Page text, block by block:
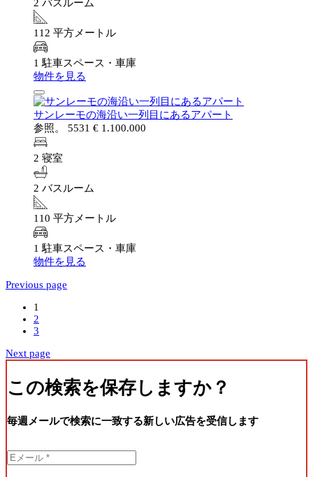
2 バスルーム
112 平方メートル
1 駐車スペース・車庫
物件を見る
サンレーモの海沿い一列目にあるアパート
参照。 5531 € 1.100.000
2 寝室
2 バスルーム
110 平方メートル
1 駐車スペース・車庫
物件を見る
Previous page
1
2
3
Next page
この検索を保存しますか？
毎週メールで検索に一致する新しい広告を受信します